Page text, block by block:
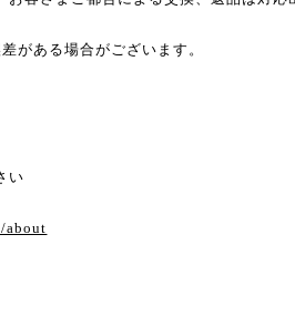
がある場合がございます。
い
about